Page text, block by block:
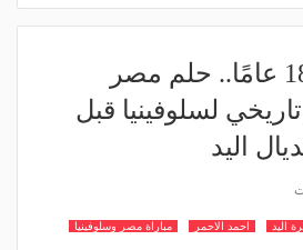
فوز غائب منذ 18 عامًا.. حلم مصر
لسلوفينيا قبل
اليد
اليد احمد الاحمر مباراة مصر وسلوفينيا